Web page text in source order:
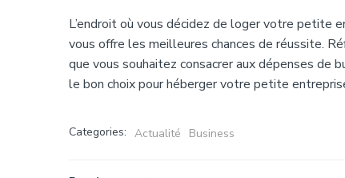
L’endroit où vous décidez de loger votre petite
vous offre les meilleures chances de réussite.
que vous souhaitez consacrer aux dépenses de
le bon choix pour héberger votre petite
Categories: Actualité Business